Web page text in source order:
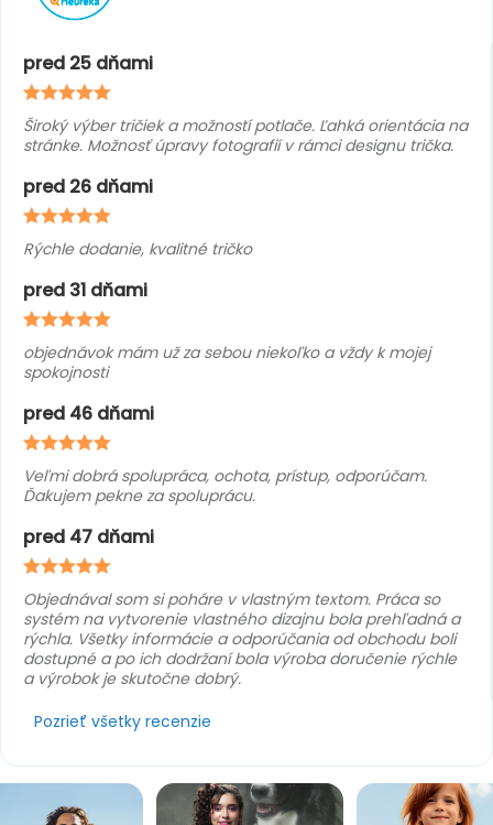
pred 25 dňami
Široký výber tričiek a možností potlače. Ľahká orientácia na
stránke. Možnosť úpravy fotografií v rámci designu trička.
pred 26 dňami
Rýchle dodanie, kvalitné tričko
pred 31 dňami
objednávok mám už za sebou niekoľko a vždy k mojej
spokojnosti
pred 46 dňami
Veľmi dobrá spolupráca, ochota, prístup, odporúčam.
Ďakujem pekne za spoluprácu.
pred 47 dňami
Objednával som si poháre v vlastným textom. Práca so
systém na vytvorenie vlastného dizajnu bola prehľadná a
rýchla. Všetky informácie a odporúčania od obchodu boli
dostupné a po ich dodržaní bola výroba doručenie rýchle
a výrobok je skutočne dobrý.
Pozrieť všetky recenzie